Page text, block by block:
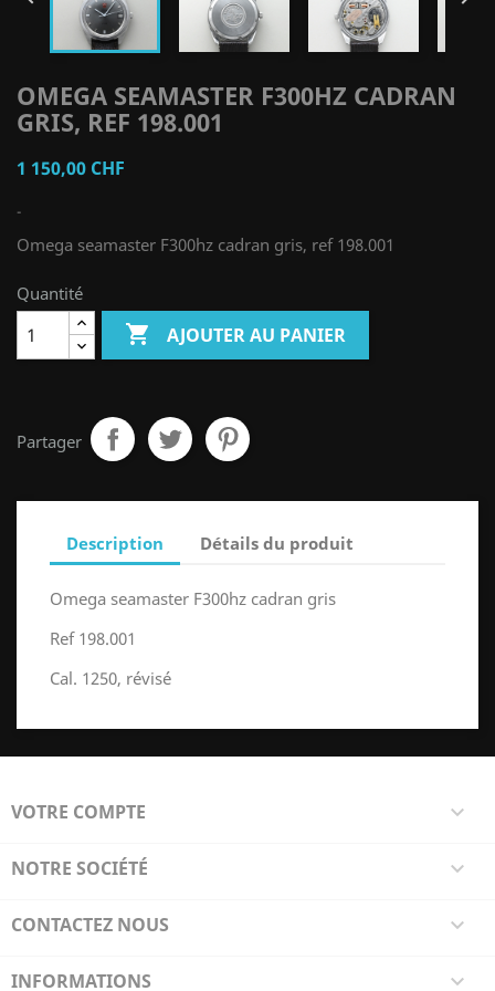
OMEGA SEAMASTER F300HZ CADRAN
GRIS, REF 198.001
1 150,00 CHF
-
Omega seamaster F300hz cadran gris, ref 198.001
Quantité
 AJOUTER AU PANIER
Partager
Description Détails du produit
Omega seamaster F300hz cadran gris
Ref 198.001
Cal. 1250, révisé
VOTRE COMPTE 
NOTRE SOCIÉTÉ 
CONTACTEZ NOUS 
INFORMATIONS 